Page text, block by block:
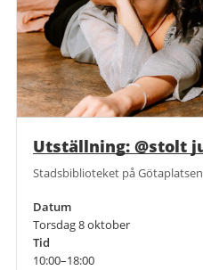
Utställning: @stolt
Stadsbiblioteket på Götaplatsen
Datum
Torsdag 8 oktober
Tid
10:00–18:00